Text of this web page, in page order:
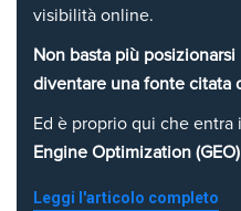
visibilità online.
Non basta più
diventare una fonte citata
Ed è proprio qui che entra
Engine Optimization (GEO)
Leggi l'articolo completo